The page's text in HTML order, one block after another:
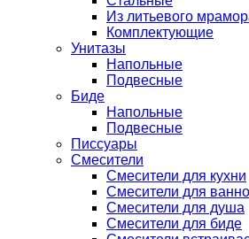
Из литьевого
Комплектующие
Унитазы
Напольные
Подвесные
Биде
Напольные
Подвесные
Писсуары
Смесители
Смесители для кухни
Смесители для
Смесители для душа
Смесители для биде